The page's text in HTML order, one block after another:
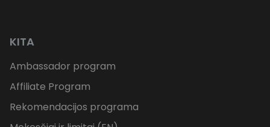
KITA
Ambassador program
Affiliate Program
Rekomendacijos programa